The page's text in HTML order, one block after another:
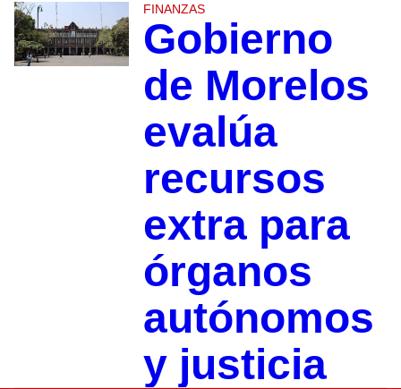
FINANZAS
Gobierno
de Morelos
evalúa
recursos
extra para
órganos
autónomos
y justicia